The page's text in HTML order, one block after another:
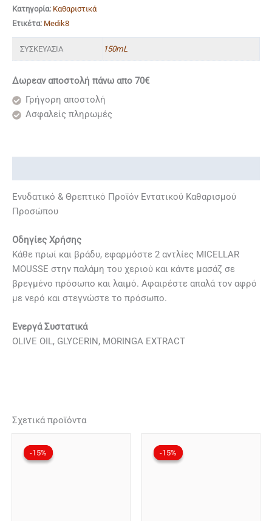
Κατηγορία: Kαθαριστικά
Ετικέτα: Medik8
ΣΥΣΚΕΥΑΣΙΑ 150mL
Δωρεαν αποστολή πάνω απο 70€
Γρήγορη αποστολή
Ασφαλείς πληρωμές
Ενυδατικό & Θρεπτικό Προϊόν Εντατικού Καθαρισμού
Προσώπου
Οδηγίες Χρήσης
Κάθε πρωί και βράδυ, εφαρμόστε 2 αντλίες MICELLAR
MOUSSE στην παλάμη του χεριού και κάντε μασάζ σε
βρεγμένο πρόσωπο και λαιμό. Αφαιρέστε απαλά τον αφρό
με νερό και στεγνώστε το πρόσωπο.
Ενεργά Συστατικά
OLIVE OIL, GLYCERIN, MORINGA EXTRACT
Σχετικά προϊόντα
-15%
-15% -15%
-15%